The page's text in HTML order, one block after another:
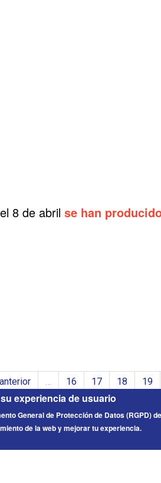
8 de abril se han
anterior … 16 17 18 19
Enlaces de interés
experiencia de usuario
General de Protección de Datos (RGPD)
de la web y mejorar tu experiencia.